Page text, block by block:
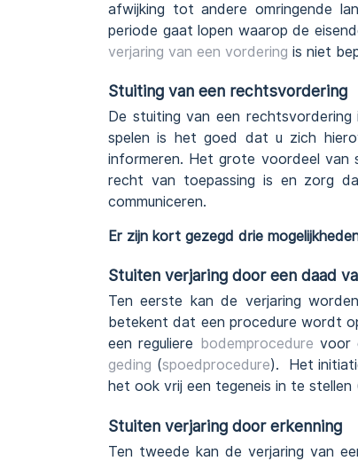
afwijking tot andere omringende
periode gaat lopen waarop de
verjaring van een vordering is niet
Stuiting van een rechtsvordering
De stuiting van een
spelen is het goed dat u zich
informeren. Het grote voordeel van
recht van toepassing is en zorg
communiceren.
Er zijn kort gezegd drie
Stuiten verjaring door een daad
Ten eerste kan de verjaring
betekent dat een procedure wordt
een reguliere
bodemprocedure
geding (spoedprocedure). Het
het ook vrij een tegeneis in te stellen
Stuiten verjaring door erkenning
Ten tweede kan de verjaring van